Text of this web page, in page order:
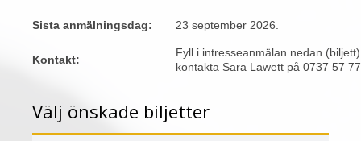
Sista anmälningsdag: 23 september 2026.
Kontakt:
Fyll i intresseanmälan nedan
kontakta Sara Lawett på 0737 57
Välj önskade biljetter